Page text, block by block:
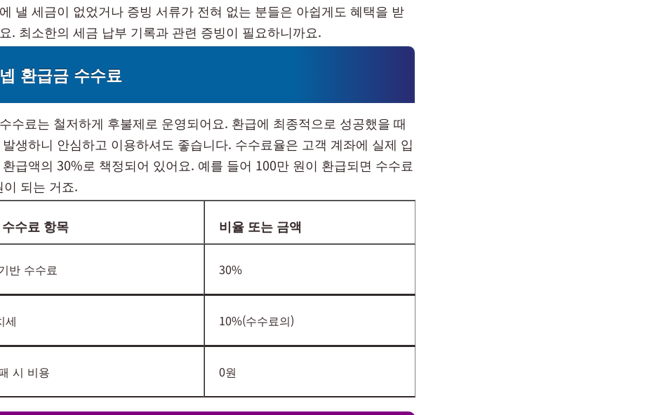
낼 세금이 없었거나 증빙 서류가 전혀 없는 분들은 아쉽게도 혜택을 받
. 최소한의 세금 납부 기록과 관련 증빙이 필요하니까요.
환급금 수수료
수료는 철저하게 후불제로 운영되어요. 환급에 최종적으로 성공했을 때
생하니 안심하고 이용하셔도 좋습니다. 수수료율은 고객 계좌에 실제 입
급액의 30%로 책정되어 있어요. 예를 들어 100만 원이 환급되면 수수료
되는 거죠.
수료 항목 비율 또는 금액
반 수수료 30%
세 10%(수수료의)
시 비용 0원